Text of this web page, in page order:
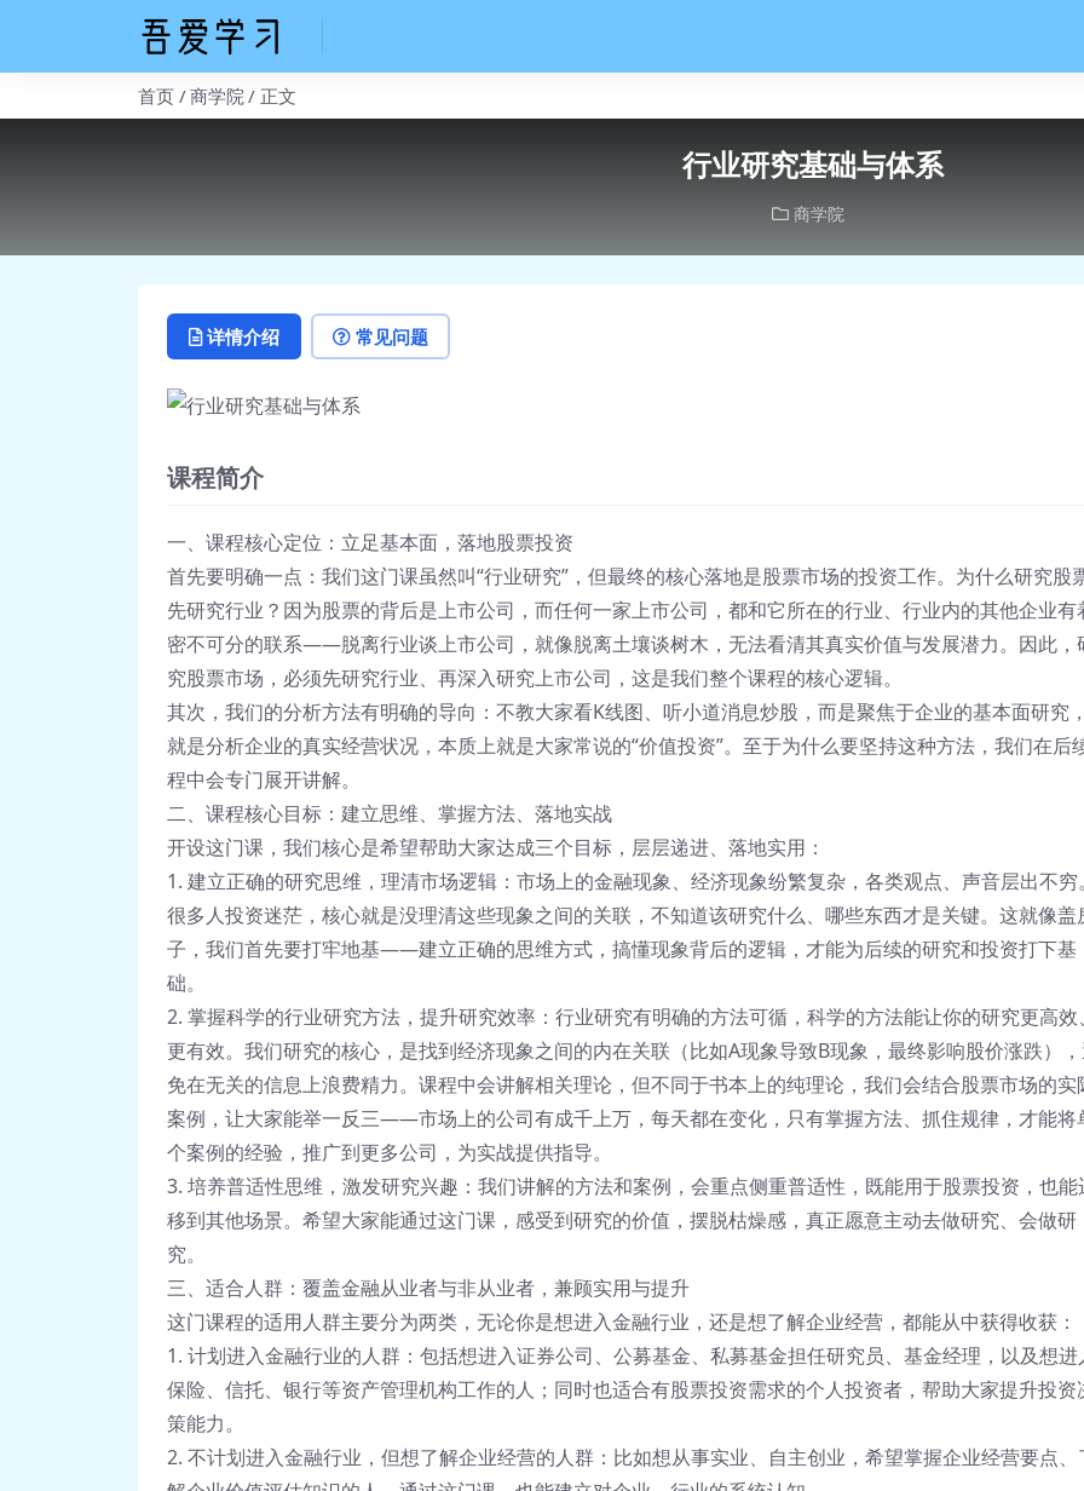
首页 商学院 正文
行业研究基础与体系
商学院
详情介绍 常见问题
课程简介
一、课程核心定位：立足基本面，落地股票投资
首先要明确一点：我们这门课虽然叫“行业研究”，但最终的核心落地是股票市场的投资工作。为什么研究股
先研究行业？因为股票的背后是上市公司，而任何一家上市公司，都和它所在的行业、行业内的其他企业有
密不可分的联系——脱离行业谈上市公司，就像脱离土壤谈树木，无法看清其真实价值与发展潜力。因此，
究股票市场，必须先研究行业、再深入研究上市公司，这是我们整个课程的核心逻辑。
其次，我们的分析方法有明确的导向：不教大家看K线图、听小道消息炒股，而是聚焦于企业的基本面研究
就是分析企业的真实经营状况，本质上就是大家常说的“价值投资”。至于为什么要坚持这种方法，我们在后
程中会专门展开讲解。
二、课程核心目标：建立思维、掌握方法、落地实战
开设这门课，我们核心是希望帮助大家达成三个目标，层层递进、落地实用：
1. 建立正确的研究思维，理清市场逻辑：市场上的金融现象、经济现象纷繁复杂，各类观点、声音层出不穷
很多人投资迷茫，核心就是没理清这些现象之间的关联，不知道该研究什么、哪些东西才是关键。这就像盖
子，我们首先要打牢地基——建立正确的思维方式，搞懂现象背后的逻辑，才能为后续的研究和投资打下基
础。
2. 掌握科学的行业研究方法，提升研究效率：行业研究有明确的方法可循，科学的方法能让你的研究更高效
更有效。我们研究的核心，是找到经济现象之间的内在关联（比如A现象导致B现象，最终影响股价涨跌）
免在无关的信息上浪费精力。课程中会讲解相关理论，但不同于书本上的纯理论，我们会结合股票市场的实
案例，让大家能举一反三——市场上的公司有成千上万，每天都在变化，只有掌握方法、抓住规律，才能将
个案例的经验，推广到更多公司，为实战提供指导。
3. 培养普适性思维，激发研究兴趣：我们讲解的方法和案例，会重点侧重普适性，既能用于股票投资，也能
移到其他场景。希望大家能通过这门课，感受到研究的价值，摆脱枯燥感，真正愿意主动去做研究、会做研
究。
三、适合人群：覆盖金融从业者与非从业者，兼顾实用与提升
这门课程的适用人群主要分为两类，无论你是想进入金融行业，还是想了解企业经营，都能从中获得收获：
1. 计划进入金融行业的人群：包括想进入证券公司、公募基金、私募基金担任研究员、基金经理，以及想进
保险、信托、银行等资产管理机构工作的人；同时也适合有股票投资需求的个人投资者，帮助大家提升投资
策能力。
2. 不计划进入金融行业，但想了解企业经营的人群：比如想从事实业、自主创业，希望掌握企业经营要点、